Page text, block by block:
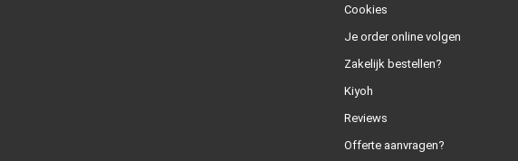
Cookies
Je order online volgen
Zakelijk bestellen?
Kiyoh
Reviews
Offerte aanvragen?